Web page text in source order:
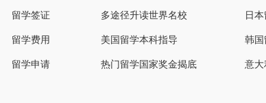
留学签证
留学费用
留学申请
多途径升读世界名校
美国留学本科指导
热门留学国家奖金揭底
日
韩国
意大